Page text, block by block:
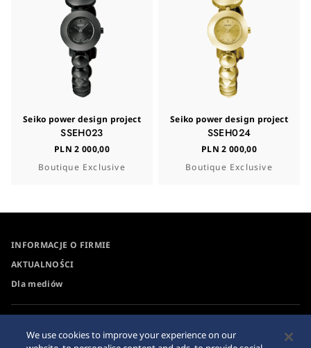
Seiko power design project
SSEH023
PLN 2 000,00
Boutique Exclusive
Seiko power design project
SSEH024
PLN 2 000,00
Boutique Exclusive
INFORMACJE O FIRMIE
AKTUALNOŚCI
Dla mediów
zapewnieniu przejrzystości
We use cookies to improve your experience on our